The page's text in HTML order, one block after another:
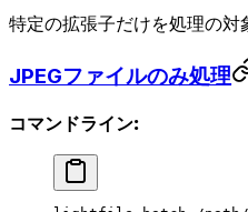
特定の拡張子だけを処理の対
JPEGファイルのみ処理
コマンドライン: